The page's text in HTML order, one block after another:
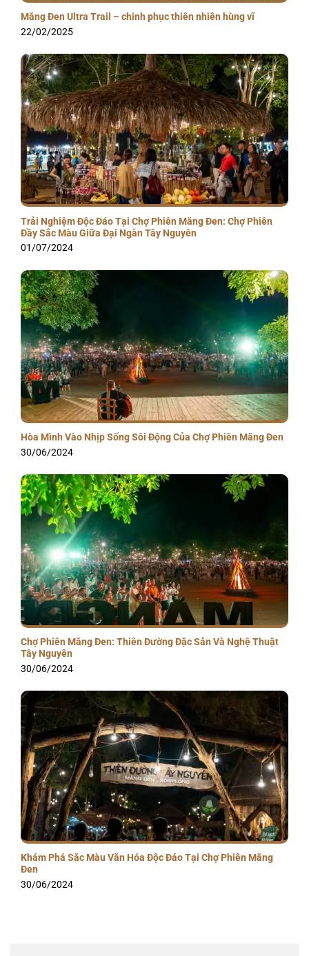
Măng Đen Ultra Trail – chinh phục thiên nhiên hùng vĩ
22/02/2025
Trải Nghiệm Độc Đáo Tại Chợ Phiên Măng Đen: Chợ Phiên
Đầy Sắc Màu Giữa Đại Ngàn Tây Nguyên
01/07/2024
Hòa Mình Vào Nhịp Sống Sôi Động Của Chợ Phiên Măng Đen
30/06/2024
Chợ Phiên Măng Đen: Thiên Đường Đặc Sản Và Nghệ Thuật
Tây Nguyên
30/06/2024
Khám Phá Sắc Màu Văn Hóa Độc Đáo Tại Chợ Phiên Măng
Đen
30/06/2024